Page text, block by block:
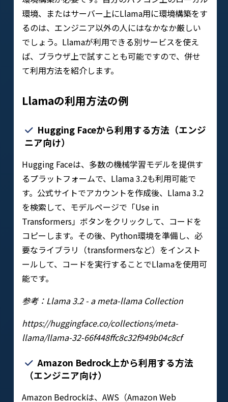
環境、またはサーバー上にLlama用に環境構築をす
るのは、エンジニア以外の人にはなかなか厳しい
でしょう。Llamaが利用できる別サービスを使え
ば、ブラウザ上で試すことも可能ですので、併せ
て利用方法を紹介します。
Llamaの利用方法の例
Hugging Faceから利用する方法（エンジ
ニア向け）
Hugging Faceは、多数の機械学習モデルを提供す
るプラットフォームで、Llama 3.2も利用可能で
す。公式サイトでアカウントを作成後、Llama 3.2
を検索して、モデルページで「Use in
Transformers」ボタンをクリックして、コードを
コピーします。その後、Python環境を準備し、必
要なライブラリ（transformersなど）をインスト
ールして、コードを実行することでLlamaを使用可
能です。
参考：Llama 3.2 - a meta-llama Collection
https://huggingface.co/collections/meta-
llama/llama-32-66f448ffc8c32f949b04c8cf
Amazon Bedrock上から利用する方法
（エンジニア向け）
Amazon Bedrockは、AWS（Amazon Web